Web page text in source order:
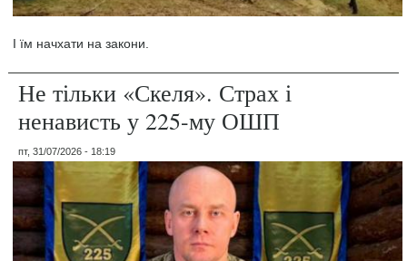
І їм начхати на закони.
Не тільки «Скеля». Страх і
ненависть у 225-му ОШП
пт, 31/07/2026 - 18:19